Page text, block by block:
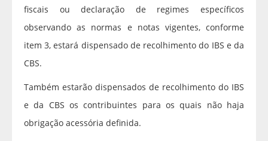
fiscais ou declaração de regimes específicos
observando as normas e notas vigentes, conforme
item 3, estará dispensado de recolhimento do IBS e da
CBS.
Também estarão dispensados de recolhimento do IBS
e da CBS os contribuintes para os quais não haja
obrigação acessória definida.